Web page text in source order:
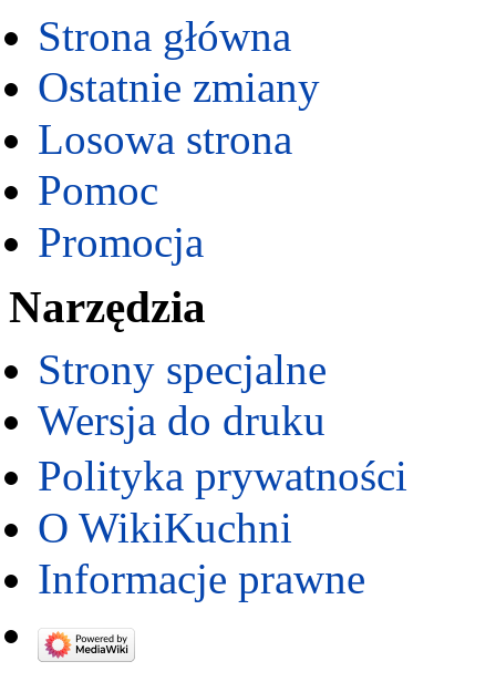
Strona główna
Ostatnie zmiany
Losowa strona
Pomoc
Promocja
Narzędzia
Strony specjalne
Wersja do druku
Polityka prywatności
O WikiKuchni
Informacje prawne